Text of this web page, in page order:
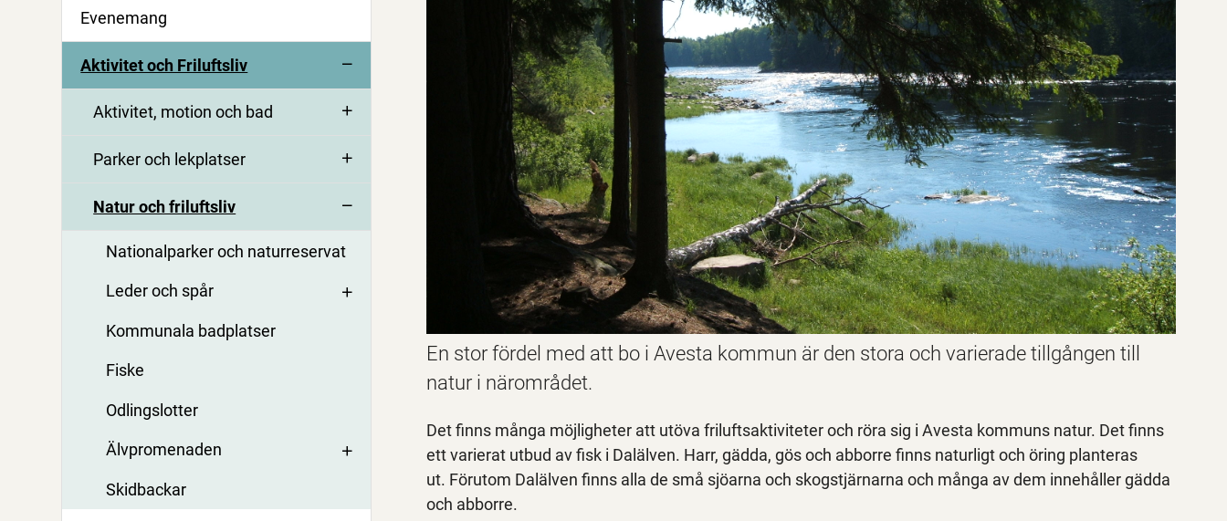
Evenemang
Aktivitet och Friluftsliv
Aktivitet, motion och bad
Parker och lekplatser
Natur och friluftsliv
Nationalparker och naturreservat
Leder och spår
Kommunala badplatser
Fiske
Odlingslotter
Älvpromenaden
Skidbackar
En stor fördel med att bo i Avesta kommun är den stora och varierade tillgången till
natur i närområdet.
Det finns många möjligheter att utöva friluftsaktiviteter och röra sig i Avesta kommuns natur. Det finns
ett varierat utbud av fisk i Dalälven. Harr, gädda, gös och abborre finns naturligt och öring planteras
ut. Förutom Dalälven finns alla de små sjöarna och skogstjärnarna och många av dem innehåller gädda
och abborre.